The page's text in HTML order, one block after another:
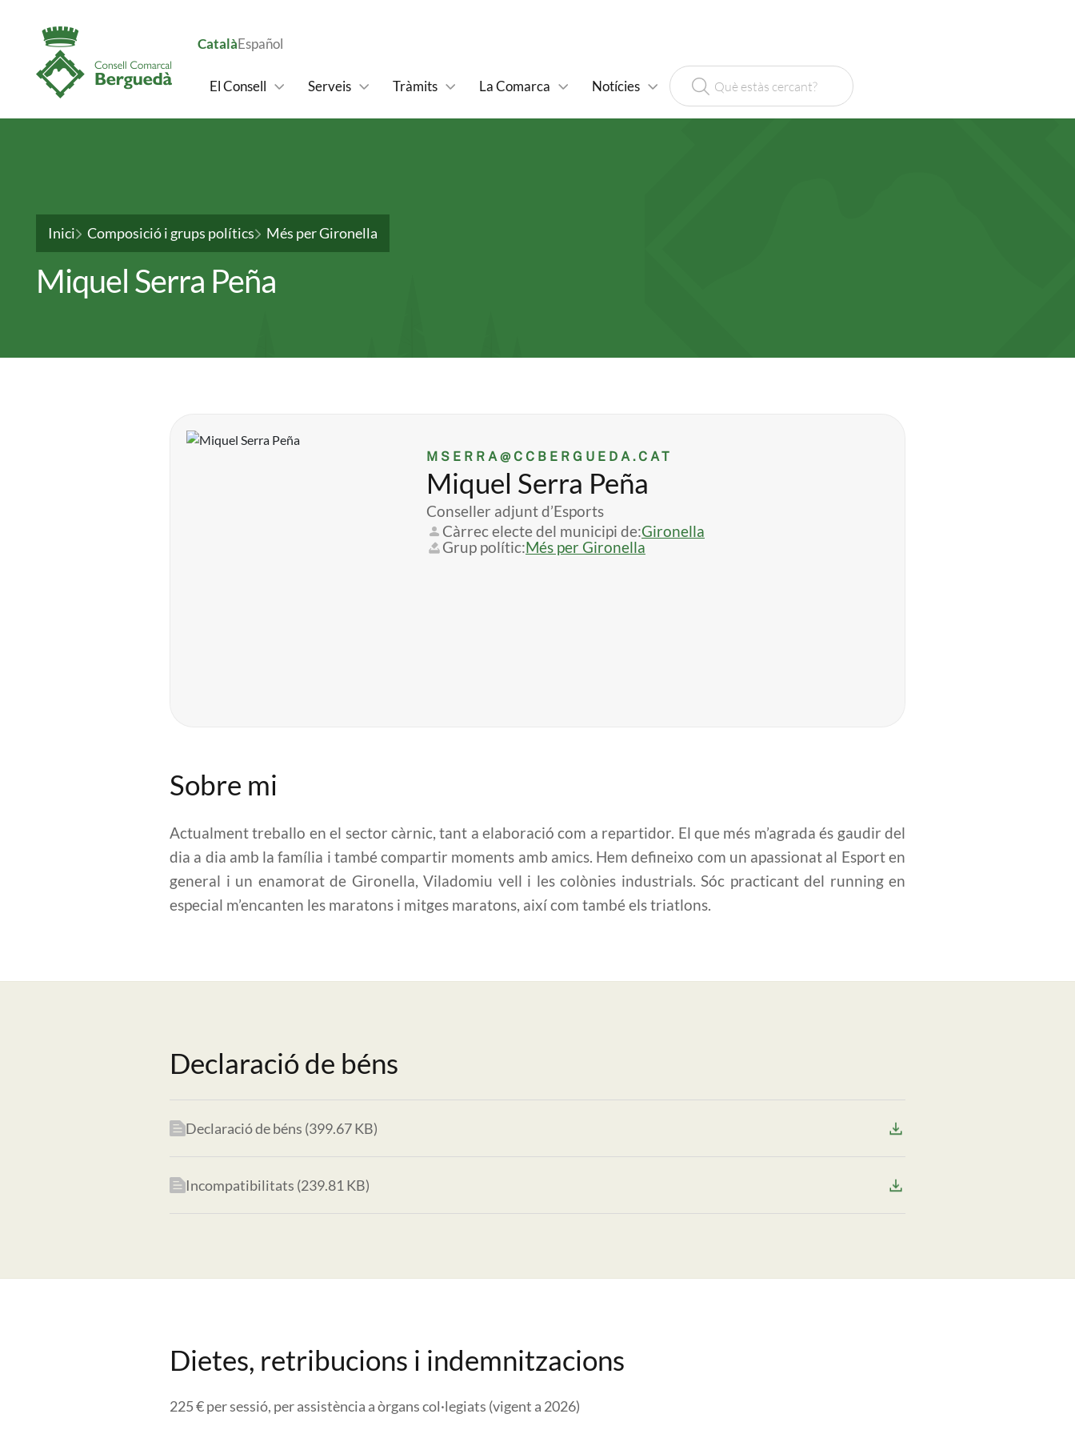
El Consell Serveis Tràmits La Comarca Notícies
Español
Català
Fil d'ariadna
Inici Composició i grups polítics Més per Gironella
Miquel Serra Peña
Imatge
MSERRA@CCBERGUEDA.CAT
Miquel Serra Peña
Conseller adjunt d’Esports
Càrrec electe del municipi de Gironella
Grup polític Més per Gironella
Sobre mi
Actualment treballo en el sector càrnic, tant a elaboració com a repartidor. El que més m’agrada és gaudir del
dia a dia amb la família i també compartir moments amb amics. Hem defineixo com un apassionat al Esport en
general i un enamorat de Gironella, Viladomiu vell i les colònies industrials. Sóc practicant del running en
especial m’encanten les maratons i mitges maratons, així com també els triatlons.
Declaració de béns
Declaració de béns (399.67 KB)
Incompatibilitats (239.81 KB)
Dietes, retribucions i indemnitzacions
225 € per sessió, per assistència a òrgans col·legiats (vigent a 2026)